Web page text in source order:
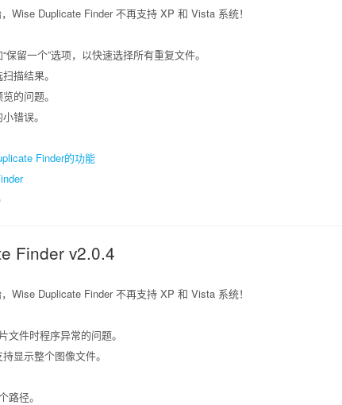
Wise Duplicate Finder 不再支持 XP 和 Vista 系统！
保留一个”选项，以快速选择所有重复文件。
描结果。
的问题。
错误。
Finder的功能
Finder v2.0.4
Wise Duplicate Finder 不再支持 XP 和 Vista 系统！
文件时程序异常的问题。
显示整个图像文件。
路径。